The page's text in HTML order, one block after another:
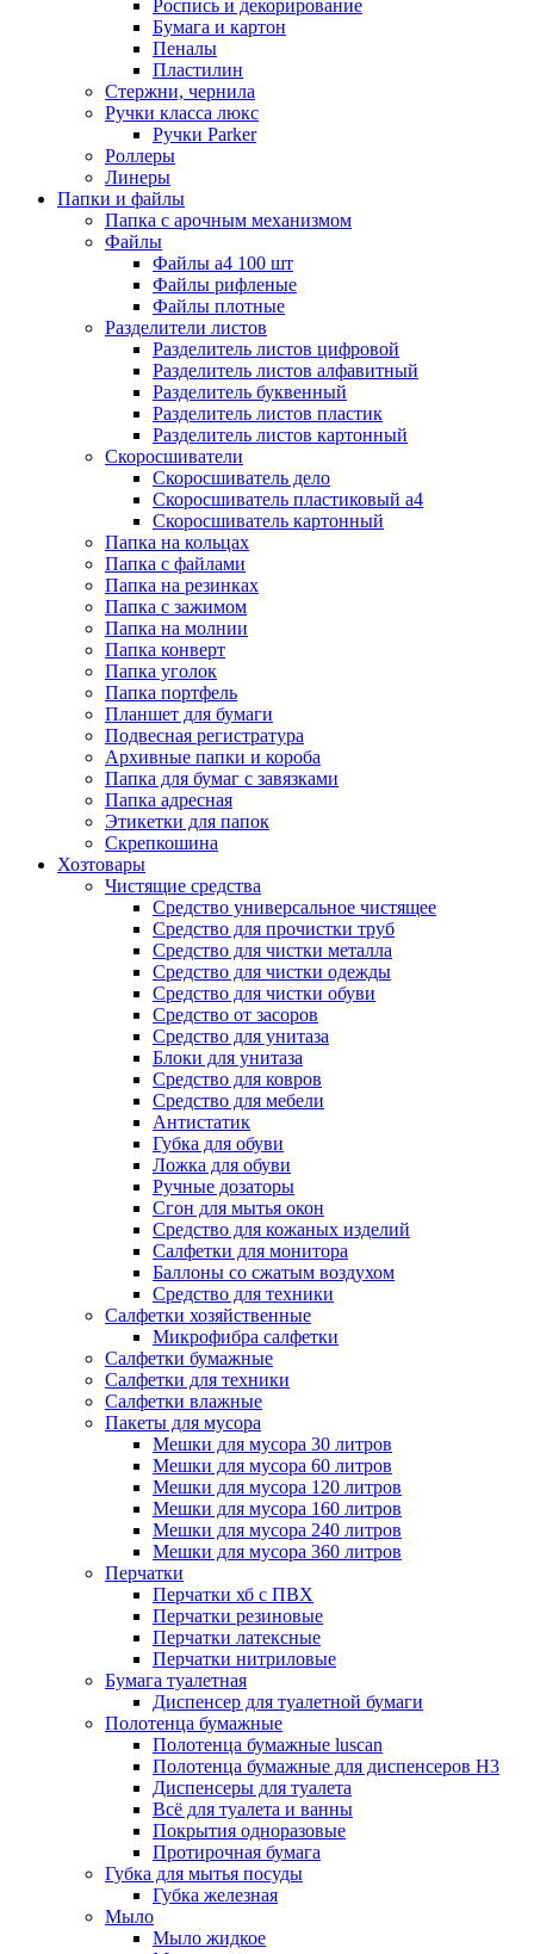
Роспись и декорирование
Бумага и картон
Пеналы
Пластилин
Стержни, чернила
Ручки класса люкс
Ручки Parker
Роллеры
Линеры
Папки и файлы
Папка с арочным механизмом
Файлы
Файлы а4 100 шт
Файлы рифленые
Файлы плотные
Разделители листов
Разделитель листов цифровой
Разделитель листов алфавитный
Разделитель буквенный
Разделитель листов пластик
Разделитель листов картонный
Скоросшиватели
Скоросшиватель дело
Скоросшиватель пластиковый а4
Скоросшиватель картонный
Папка на кольцах
Папка с файлами
Папка на резинках
Папка с зажимом
Папка на молнии
Папка конверт
Папка уголок
Папка портфель
Планшет для бумаги
Подвесная регистратура
Архивные папки и короба
Папка для бумаг с завязками
Папка адресная
Этикетки для папок
Скрепкошина
Хозтовары
Чистящие средства
Средство универсальное чистящее
Средство для прочистки труб
Средство для чистки металла
Средство для чистки одежды
Средство для чистки обуви
Средство от засоров
Средство для унитаза
Блоки для унитаза
Средство для ковров
Средство для мебели
Антистатик
Губка для обуви
Ложка для обуви
Ручные дозаторы
Сгон для мытья окон
Средство для кожаных изделий
Салфетки для монитора
Баллоны со сжатым воздухом
Средство для техники
Салфетки хозяйственные
Микрофибра салфетки
Салфетки бумажные
Салфетки для техники
Салфетки влажные
Пакеты для мусора
Мешки для мусора 30 литров
Мешки для мусора 60 литров
Мешки для мусора 120 литров
Мешки для мусора 160 литров
Мешки для мусора 240 литров
Мешки для мусора 360 литров
Перчатки
Перчатки хб с ПВХ
Перчатки резиновые
Перчатки латексные
Перчатки нитриловые
Бумага туалетная
Диспенсер для туалетной бумаги
Полотенца бумажные
Полотенца бумажные luscan
Полотенца бумажные для диспенсеров H3
Диспенсеры для туалета
Всё для туалета и ванны
Покрытия одноразовые
Протирочная бумага
Губка для мытья посуды
Губка железная
Мыло
Мыло жидкое